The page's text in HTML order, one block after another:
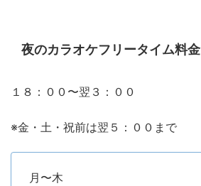
夜のカラオケフリータイム料金
１８：００〜翌３：００
※金・土・祝前は翌５：００まで
月〜木